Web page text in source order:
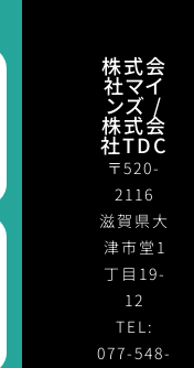
株式会
社マイ
ンズ /
株式会
社TDC
〒520-
2116
滋賀県大
津市堂1
丁目19-
12
TEL:
077-548-